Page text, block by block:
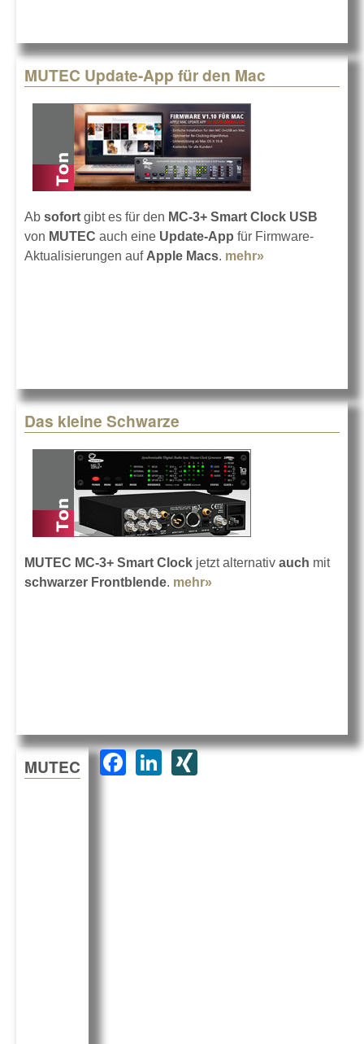
MUTEC Update-App für den Mac
Ab sofort gibt es für den MC-3+ Smart Clock USB
von MUTEC auch eine Update-App für Firmware-
Aktualisierungen auf Apple Macs. mehr»
Das kleine Schwarze
MUTEC MC-3+ Smart Clock jetzt alternativ auch mit
schwarzer Frontblende. mehr»
MUTEC
F
Li XI